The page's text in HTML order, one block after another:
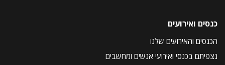
כנסים ואירועים
הכנסים והאירועים שלנו
נצפיתם בכנסי ואירועי אנשים ומחשבים